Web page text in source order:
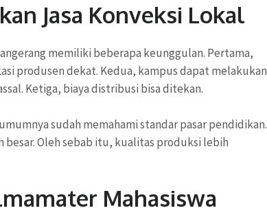
Jasa Konveksi Lokal
memiliki beberapa keunggulan. Pertama,
produsen dekat. Kedua, kampus dapat melakukan
Ketiga, biaya distribusi bisa ditekan.
sudah memahami standar pasar pendidikan.
besar. Oleh sebab itu, kualitas produksi lebih
Mahasiswa